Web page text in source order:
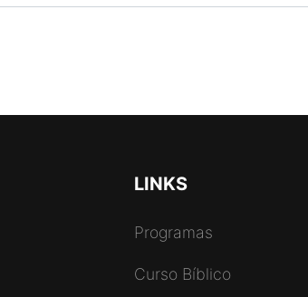
LINKS
Programas
Curso Bíblico